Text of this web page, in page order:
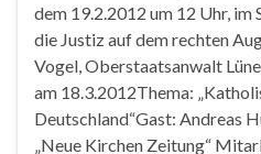
dem 19.2.2012 um 12 Uhr, im
die Justiz auf dem rechten
Vogel, Oberstaatsanwalt
am 18.3.2012Thema:
Deutschland“Gast: Andreas
„Neue Kirchen Zeitung“